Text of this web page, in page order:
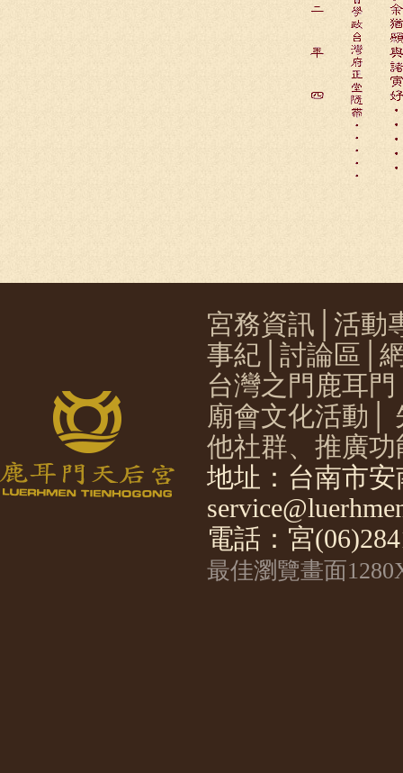
宮務資訊
活動
事紀
討論區
台灣之門鹿耳門
廟會文化活動
他社群、推廣功
地址：台南市
電話：宮
最佳瀏覽畫面